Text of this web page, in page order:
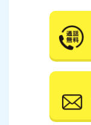
2024年1月
2023年12月
2023年11月
2023年10月